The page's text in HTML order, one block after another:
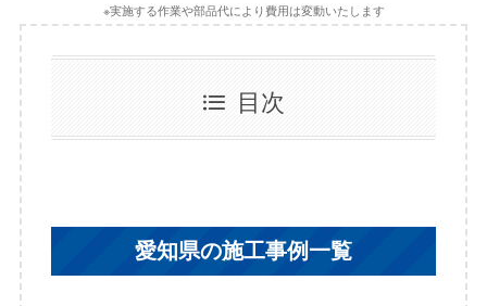
※実施する作業や部品代により費用は変動いたします
目次
愛知県の施工事例一覧